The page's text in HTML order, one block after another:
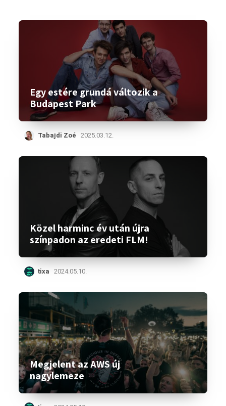
Egy estére grundá változik a
Budapest Park
Tabajdi Zoé 2025.03.12.
Közel harminc év után újra
színpadon az eredeti FLM!
tixa 2024.05.10.
Megjelent az AWS új
nagylemeze